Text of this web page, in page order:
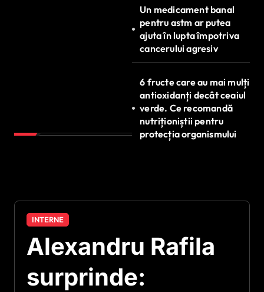
Un medicament banal
pentru astm ar putea
ajuta în lupta împotriva
cancerului agresiv
6 fructe care au mai mulți
antioxidanți decât ceaiul
verde. Ce recomandă
nutriționiștii pentru
protecția organismului
INTERNE
Alexandru Rafila
surprinde: